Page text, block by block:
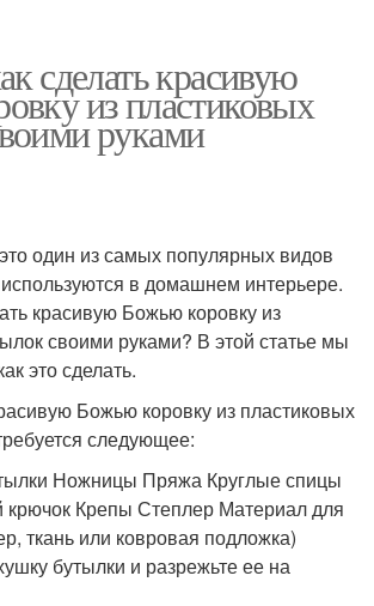
сделать красивую
из пластиковых
руками
один из самых популярных видов
в домашнем интерьере.
красивую Божью коровку из
своими руками? В этой статье мы
это сделать.
Божью коровку из пластиковых
следующее:
Ножницы Пряжа Круглые спицы
Крепы Степлер Материал для
ткань или ковровая подложка)
бутылки и разрежьте ее на